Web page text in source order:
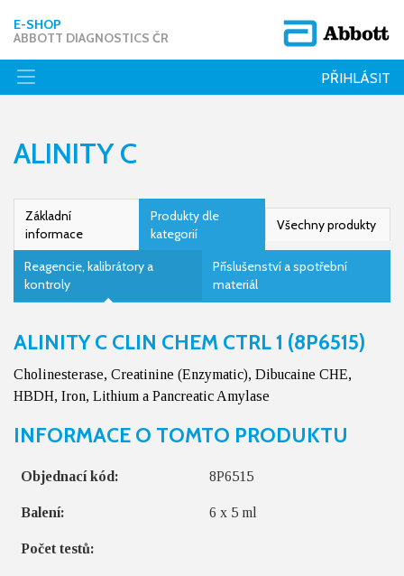
E-SHOP
ABBOTT DIAGNOSTICS ČR
PŘIHLÁSIT
ALINITY C
Základní
informace
Produkty dle
kategorií
Všechny produkty
Reagencie, kalibrátory a
kontroly
Příslušenství a spotřební
materiál
ALINITY C CLIN CHEM CTRL 1 (8P6515)
Cholinesterase, Creatinine (Enzymatic), Dibucaine CHE,
HBDH, Iron, Lithium a Pancreatic Amylase
INFORMACE O TOMTO PRODUKTU
Objednací kód: 8P6515
Balení: 6 x 5 ml
Počet testů: